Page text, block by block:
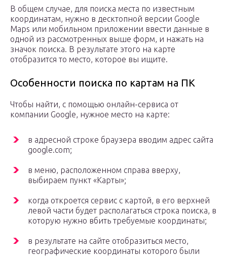
В общем случае, для поиска места по известным
координатам, нужно в десктопной версии Google
Maps или мобильном приложении ввести данные в
одной из рассмотренных выше форм, и нажать на
значок поиска. В результате этого на карте
отобразится то место, которое вы ищите.
Особенности поиска по картам на ПК
Чтобы найти, с помощью онлайн-сервиса от
компании Google, нужное место на карте:
в адресной строке браузера вводим адрес сайта
google.com;
в меню, расположенном справа вверху,
выбираем пункт «Карты»;
когда откроется сервис с картой, в его верхней
левой части будет располагаться строка поиска, в
которую нужно вбить требуемые координаты;
в результате на сайте отобразиться место,
географические координаты которого были